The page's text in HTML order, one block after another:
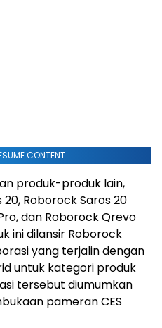
CONTENT
produk-produk lain,
Roborock Saros 20
dan Roborock Qrevo
ini dilansir Roborock
yang terjalin dengan
untuk kategori produk
tersebut diumumkan
pameran CES